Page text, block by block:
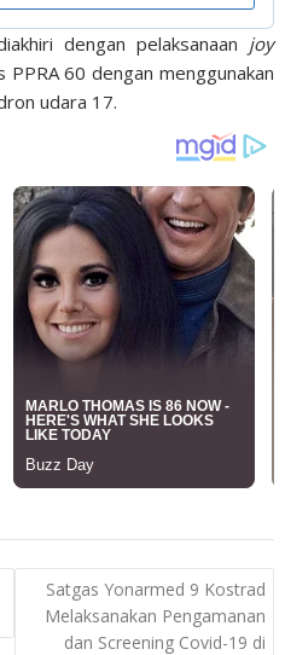
dengan pelaksanaan joy
60 dengan menggunakan
udara 17.
Satgas Yonarmed 9 Kostrad
Melaksanakan Pengamanan
dan Screening Covid-19 di